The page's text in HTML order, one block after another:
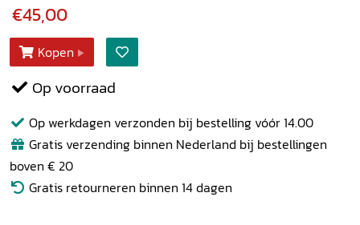
€45,00
Kopen
Op voorraad
Op werkdagen verzonden bij bestelling vóór 14.00
Gratis verzending binnen Nederland bij bestellingen
boven € 20
Gratis retourneren binnen 14 dagen